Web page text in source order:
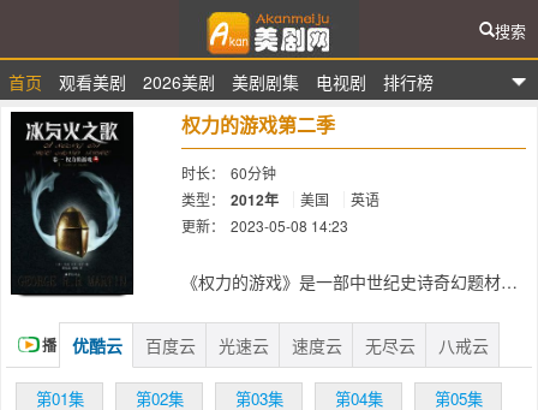
爱看美剧网
首页 观看美剧 2026美剧 美剧剧集 电视剧 排行榜
搜索
权力的游戏第二季
时长：
60分钟
类型：
2012年 美国
英语
更新：
2023-05-08 14:23
《权力的游戏》是一部中世纪史诗奇幻题材的
奇幻巨作《冰与火之歌》七部曲为基础改编创
作。 艾德·史塔克（肖恩·宾 Sean Bean 饰）
死后，其属臣拥戴他的长子罗柏·史塔克（理查
德·麦登 Richard Madden 饰）为北境之王。由
播 优酷云 百度云 光速云 速度云 无尽云 八戒云
第01集 第02集 第03集 第04集
第05集